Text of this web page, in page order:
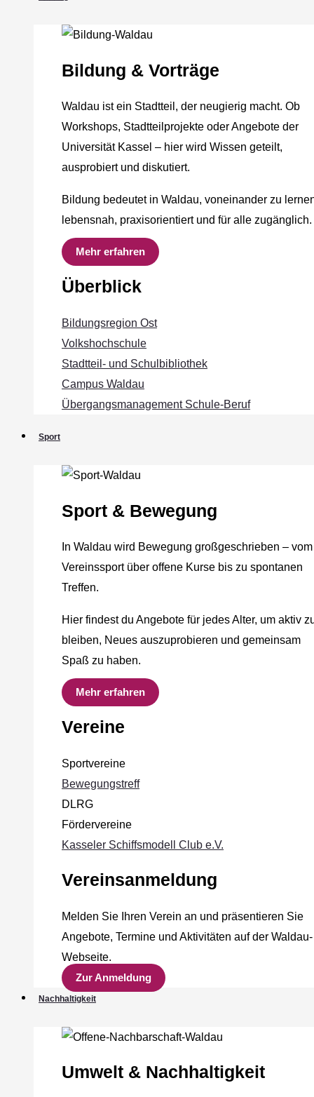
Bildung & Vorträge
Waldau ist ein Stadtteil, der neugierig macht. Ob
Workshops, Stadtteilprojekte oder Angebote der
Universität Kassel – hier wird Wissen geteilt,
ausprobiert und diskutiert.
Bildung bedeutet in Waldau, voneinander zu
lebensnah, praxisorientiert und für alle zugänglich.
Mehr erfahren
Überblick
Bildungsregion Ost
Volkshochschule
Stadtteil- und Schulbibliothek
Campus Waldau
Übergangsmanagement Schule‐Beruf
Sport
Sport & Bewegung
In Waldau wird Bewegung großgeschrieben – vom
Vereinssport über offene Kurse bis zu spontanen
Treffen.
Hier findest du Angebote für jedes Alter, um aktiv
bleiben, Neues auszuprobieren und gemeinsam
Spaß zu haben.
Mehr erfahren
Vereine
Sportvereine
Bewegungstreff
DLRG
Fördervereine
Kasseler Schiffsmodell Club e.V.
Vereinsanmeldung
Melden Sie Ihren Verein an und präsentieren Sie
Angebote, Termine und Aktivitäten auf der Waldau-
Webseite.
Zur Anmeldung
Nachhaltigkeit
Umwelt & Nachhaltigkeit